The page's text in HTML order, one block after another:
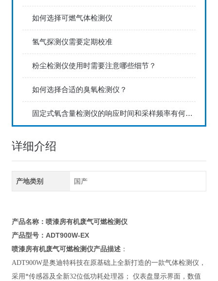
如何选择可燃气体检测仪
氢气探测仪需要定期校准
粉尘检测仪使用时需要注意哪些细节？
如何选择合适的臭氧检测仪？
固定式氧含量检测仪的响应时间和采样频率有何关联？
详细介绍
产地类别 国产
产品名称： 喷漆房有机废气可燃检测仪
​产品型号：ADT900W-EX
喷漆房有机废气可燃检测仪产品描述：
ADT900W是奥迪特科技在原基础上全新打造的一款气体检测仪，
采用*传感器及全新32位低功耗处理器； 仪表盘显示界面，数值